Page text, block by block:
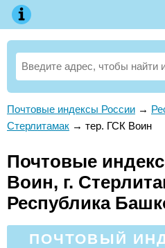
Почтовые индексы России →
Стерлитамак → тер. ГСК Воин
Почтовые
Воин, г.
Республика
ПОЧТОВЫЙ